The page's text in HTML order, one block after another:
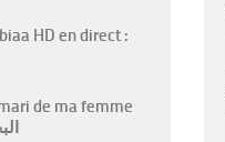
HD en direct :
de ma femme